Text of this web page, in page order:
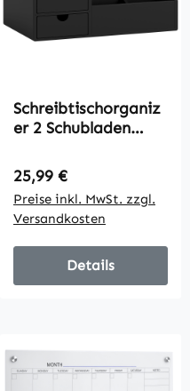
Schreibtischorganiz
er 2 Schubladen
Büro Box
Organisation
Schwarz 33 x 20,5 x
15,5 cm
Regulärer Preis:
25,99 €
Preise inkl. MwSt. zzgl.
Versandkosten
Details